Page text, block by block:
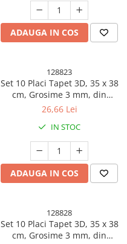
ADAUGA IN COS
128823
Set 10 Placi Tapet 3D, 35 x 38
cm, Grosime 3 mm, din
Polietilena, Model Caramida,
Maro
26,66 Lei
IN STOC
ADAUGA IN COS
128828
Set 10 Placi Tapet 3D, 35 x 38
cm, Grosime 3 mm, din